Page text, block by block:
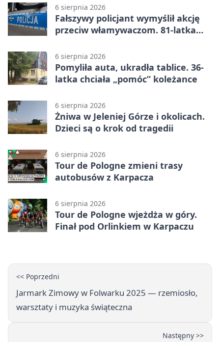
6 sierpnia 2026
Fałszywy policjant wymyślił akcję
przeciw włamywaczom. 81-latka
6 sierpnia 2026
Pomyliła auta, ukradła tablice. 36-
latka chciała „pomóc” koleżance
6 sierpnia 2026
Żniwa w Jeleniej Górze i okolicach.
Dzieci są o krok od tragedii
6 sierpnia 2026
Tour de Pologne zmieni trasy
autobusów z Karpacza
6 sierpnia 2026
Tour de Pologne wjeżdża w góry.
Finał pod Orlinkiem w Karpaczu
<< Poprzedni
Jarmark Zimowy w Folwarku 2025 — rzemiosło,
warsztaty i muzyka świąteczna
Następny >>